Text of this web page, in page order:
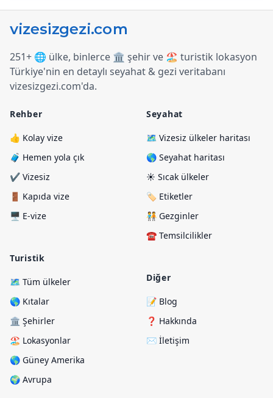
251+ 🌐 ülke, binlerce 🏛️ şehir ve 🏖️ turistik lokasyon
Türkiye'nin en detaylı seyahat & gezi veritabanı
vizesizgezi.com'da.
Rehber
👍 Kolay vize
🧳 Hemen yola çık
✔️ Vizesiz
🚪 Kapıda vize
🖥️ E-vize
Turistik
🗺️ Tüm ülkeler
🌎 Kıtalar
🏛️ Şehirler
🏖️ Lokasyonlar
🌎 Güney Amerika
🌍 Avrupa
Seyahat
🗺️ Vizesiz ülkeler haritası
🌎 Seyahat haritası
☀️ Sıcak ülkeler
🏷️ Etiketler
🧑‍🤝‍🧑 Gezginler
☎️ Temsilcilikler
Diğer
📝 Blog
❓ Hakkında
✉️ İletişim